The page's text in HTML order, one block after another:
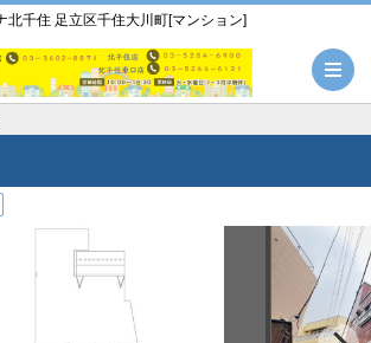
北千住 足立区千住大川町[マンション]